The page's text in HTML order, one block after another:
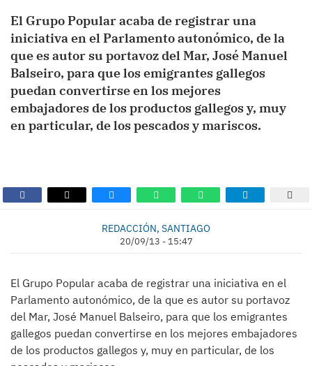
El Grupo Popular acaba de registrar una
iniciativa en el Parlamento autonómico, de la
que es autor su portavoz del Mar, José Manuel
Balseiro, para que los emigrantes gallegos
puedan convertirse en los mejores
embajadores de los productos gallegos y, muy
en particular, de los pescados y mariscos.
REDACCIÓN, SANTIAGO
20/09/13 - 15:47
El Grupo Popular acaba de registrar una iniciativa en el
Parlamento autonómico, de la que es autor su portavoz
del Mar, José Manuel Balseiro, para que los emigrantes
gallegos puedan convertirse en los mejores embajadores
de los productos gallegos y, muy en particular, de los